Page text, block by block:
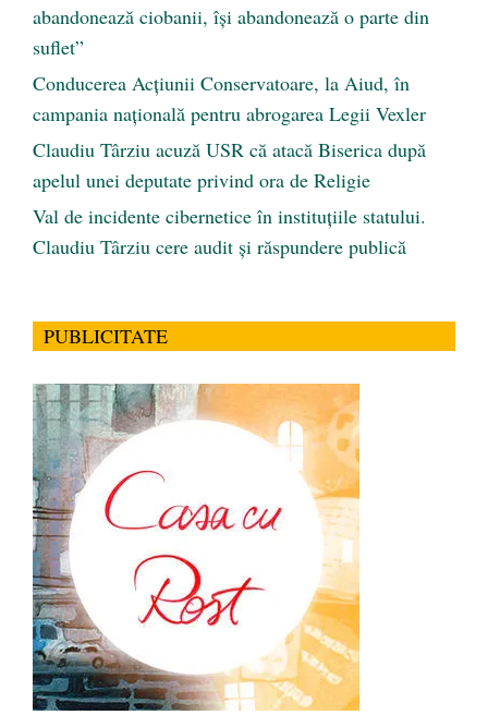
abandonează ciobanii, își abandonează o parte din
suflet”
Conducerea Acțiunii Conservatoare, la Aiud, în
campania națională pentru abrogarea Legii Vexler
Claudiu Târziu acuză USR că atacă Biserica după
apelul unei deputate privind ora de Religie
Val de incidente cibernetice în instituțiile statului.
Claudiu Târziu cere audit și răspundere publică
PUBLICITATE